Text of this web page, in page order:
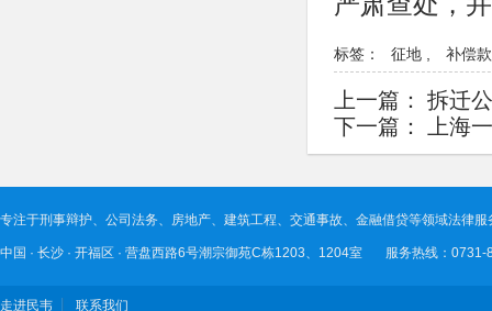
标签： 征地 补偿款
上一篇：
拆迁
下一篇：
上海
专注于刑事辩护、公司法务、房地产、建筑工程、交通事故、金融借贷等领域法律服
中国 · 长沙 · 开福区 · 营盘西路6号潮宗御苑C栋1203、1204室 服务热线：0731-
走进民韦 联系我们